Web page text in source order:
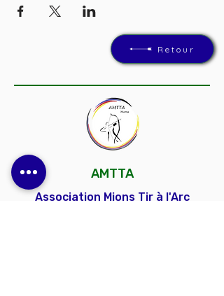
Retour
AMTTA
Association Mions Tir à l'Arc